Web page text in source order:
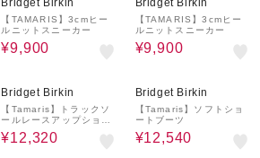
Bridget Birkin
【TAMARIS】3cmヒー
ルニットスニーカー
¥9,900
Bridget Birkin
【TAMARIS】3cmヒー
ルニットスニーカー
¥9,900
Bridget Birkin
【Tamaris】トラックソ
ールレースアップショー
トブーツ
¥12,320
Bridget Birkin
【Tamaris】ソフトショ
ートブーツ
¥12,540